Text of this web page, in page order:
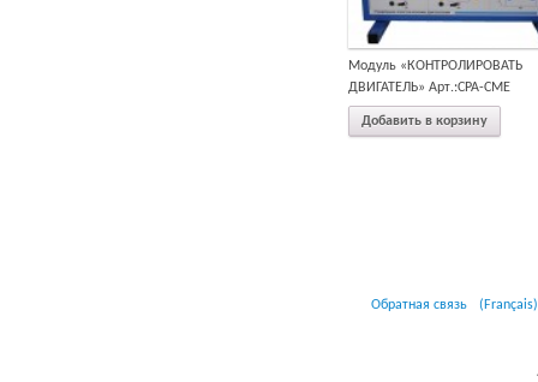
Модуль «КОНТРОЛИРОВАТЬ
ДВИГАТЕЛЬ» Арт.:CPA-CME
Добавить в корзину
Обратная связь